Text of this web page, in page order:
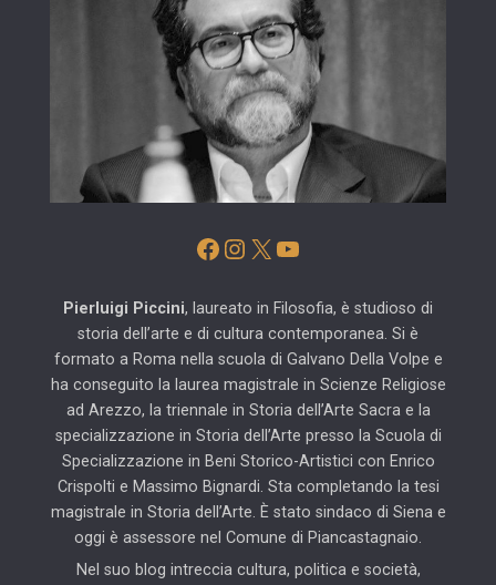
Facebook
Instagram
X YouTube
Pierluigi Piccini, laureato in Filosofia, è studioso di
storia dell’arte e di cultura contemporanea. Si è
formato a Roma nella scuola di Galvano Della Volpe e
ha conseguito la laurea magistrale in Scienze Religiose
ad Arezzo, la triennale in Storia dell’Arte Sacra e la
specializzazione in Storia dell’Arte presso la Scuola di
Specializzazione in Beni Storico-Artistici con Enrico
Crispolti e Massimo Bignardi. Sta completando la tesi
magistrale in Storia dell’Arte. È stato sindaco di Siena e
oggi è assessore nel Comune di Piancastagnaio.
Nel suo blog intreccia cultura, politica e società,